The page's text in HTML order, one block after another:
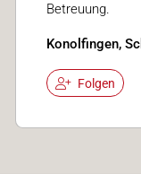
Betreuung.
Konolfingen,
Folgen